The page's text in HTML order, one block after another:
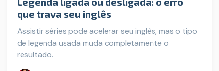
que trava seu inglês
Assistir séries pode acelerar seu inglês, mas o tipo
de legenda usada muda completamente o
resultado.